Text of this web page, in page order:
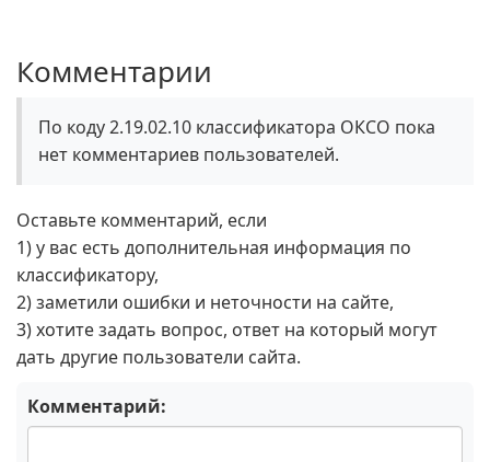
Комментарии
По коду 2.19.02.10 классификатора ОКСО пока
нет комментариев пользователей.
Оставьте комментарий, если
1) у вас есть дополнительная информация по
классификатору,
2) заметили ошибки и неточности на сайте,
3) хотите задать вопрос, ответ на который могут
дать другие пользователи сайта.
Комментарий: